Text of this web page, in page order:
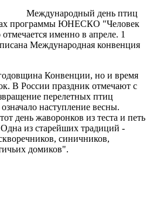
Международный день птиц
программы ЮНЕСКО "Человек
именно в апреле. 1
Международная конвенция
Конвенции, но и время
В России праздник отмечают с
перелетных птиц
наступление весны.
день жаворонков из теста и петь
из старейших традиций -
синичников,
домиков".